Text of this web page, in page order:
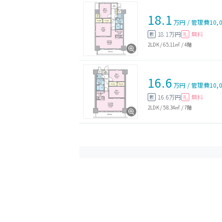
18.1 万円 /管理費
敷 18.1万円 礼 無料
2LDK/65.11㎡ /4階
16.6 万円 /管理費
敷 16.6万円 礼 無料
2LDK/58.34㎡ /7階